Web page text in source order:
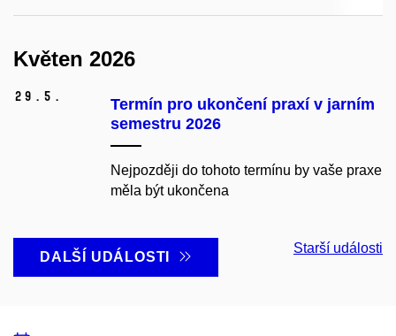
Květen 2026
29. 5.
Termín pro ukončení praxí v jarním
semestru 2026
Nejpozději do tohoto termínu by vaše praxe
měla být ukončena
DALŠÍ UDÁLOSTI
Starší události